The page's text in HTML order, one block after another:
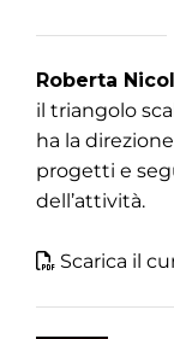
Roberta
il triangolo
ha la
progetti e
dell’attività.
Scarica il